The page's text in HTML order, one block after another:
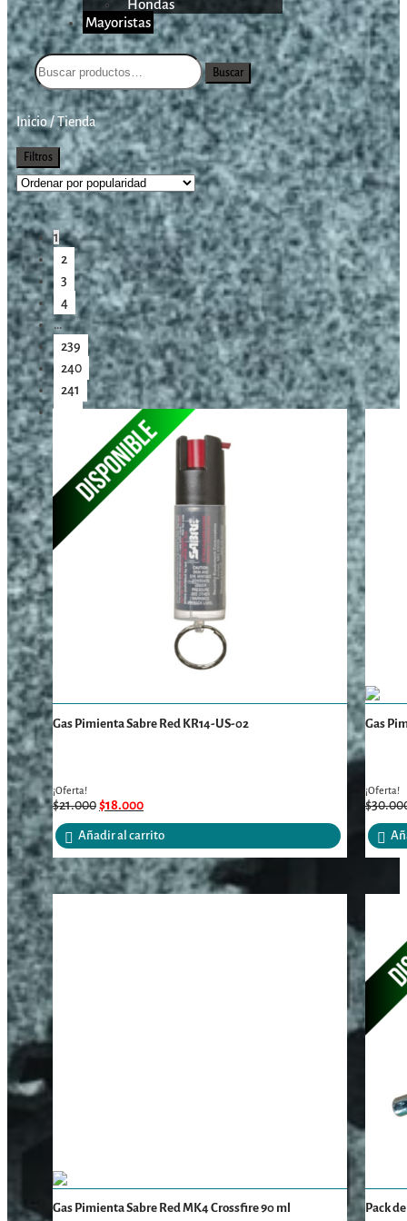
Hondas
Mayoristas
Buscar
Inicio/Tienda
Filtros
1
2
3
4
…
239
240
241
Gas Pimienta Sabre Red KR14-US-02
¡Oferta!
$21.000$18.000
Añadir al carrito
Gas
¡Oferta!
$
Gas Pimienta Sabre Red MK4 Crossfire 90 ml Pack